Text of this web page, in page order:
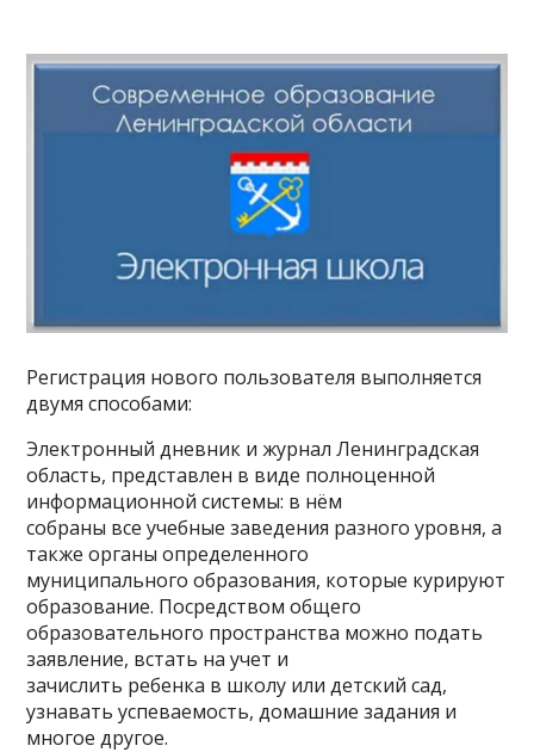
Регистрация нового пользователя выполняется
двумя способами:
Электронный дневник и журнал Ленинградская
область, представлен в виде полноценной
информационной системы: в нём
собраны все учебные заведения разного уровня, а
также органы определенного
муниципального образования, которые курируют
образование. Посредством общего
образовательного пространства можно подать
заявление, встать на учет и
зачислить ребенка в школу или детский сад,
узнавать успеваемость, домашние задания и
многое другое.